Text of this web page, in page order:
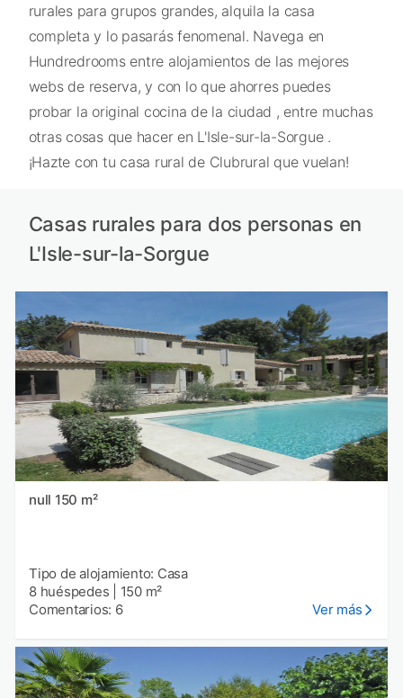
rurales para grupos grandes, alquila la casa
completa y lo pasarás fenomenal. Navega en
Hundredrooms entre alojamientos de las mejores
webs de reserva, y con lo que ahorres puedes
probar la original cocina de la ciudad , entre muchas
otras cosas que hacer en L'Isle-sur-la-Sorgue .
¡Hazte con tu casa rural de Clubrural que vuelan!
Casas rurales para dos personas en
L'Isle-sur-la-Sorgue
null 150 m²
Tipo de alojamiento: Casa
8 huéspedes
150 m²
Comentarios: 6
Ver más